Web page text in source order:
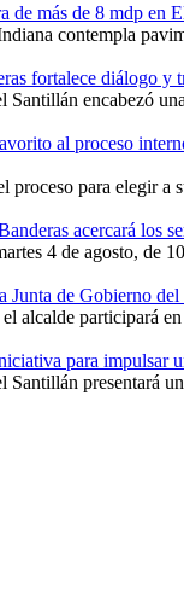
de más de 8 mdp en
contempla
fortalece diálogo y
encabezó
al proceso
proceso para elegir a
acercará los
4 de agosto, de
Junta de Gobierno
alcalde participará
para impulsar
Santillán presentará